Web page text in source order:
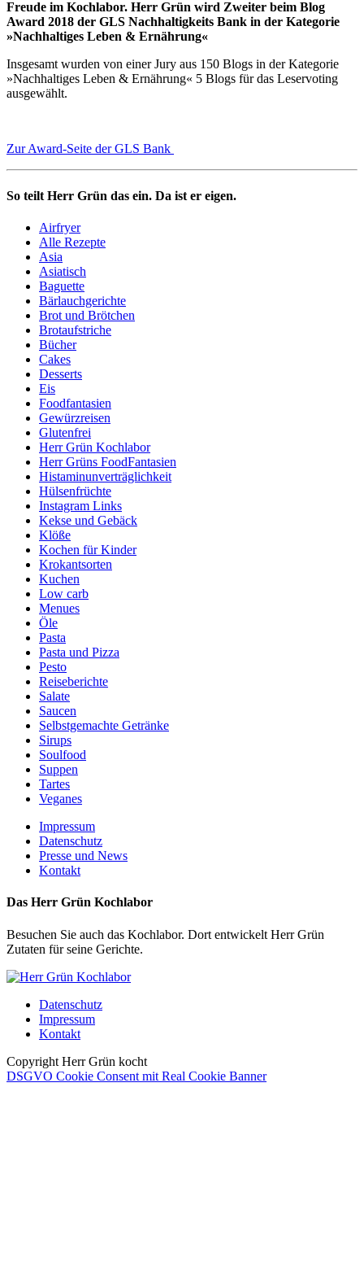
Freude im Kochlabor. Herr Grün wird Zweiter beim Blog
Award 2018 der GLS Nachhaltigkeits Bank in der Kategorie
»Nachhaltiges Leben & Ernährung«
Insgesamt wurden von einer Jury aus 150 Blogs in der Kategorie
»Nachhaltiges Leben & Ernährung« 5 Blogs für das Leservoting
ausgewählt.
Zur Award-Seite der GLS Bank
So teilt Herr Grün das ein. Da ist er eigen.
Airfryer
Alle Rezepte
Asia
Asiatisch
Baguette
Bärlauchgerichte
Brot und Brötchen
Brotaufstriche
Bücher
Cakes
Desserts
Eis
Foodfantasien
Gewürzreisen
Glutenfrei
Herr Grün Kochlabor
Herr Grüns FoodFantasien
Histaminunverträglichkeit
Hülsenfrüchte
Instagram Links
Kekse und Gebäck
Klöße
Kochen für Kinder
Krokantsorten
Kuchen
Low carb
Menues
Öle
Pasta
Pasta und Pizza
Pesto
Reiseberichte
Salate
Saucen
Selbstgemachte Getränke
Sirups
Soulfood
Suppen
Tartes
Veganes
Impressum
Datenschutz
Presse und News
Kontakt
Das Herr Grün Kochlabor
Besuchen Sie auch das Kochlabor. Dort entwickelt Herr Grün
Zutaten für seine Gerichte.
Datenschutz
Impressum
Kontakt
Copyright Herr Grün kocht
DSGVO Cookie Consent mit Real Cookie Banner